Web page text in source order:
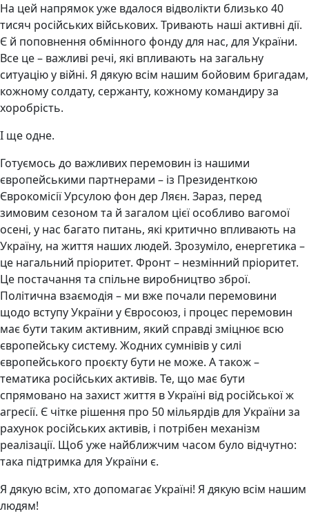
На цей напрямок уже вдалося відволікти близько 40
тисяч російських військових. Тривають наші активні дії.
Є й поповнення обмінного фонду для нас, для України.
Все це – важливі речі, які впливають на загальну
ситуацію у війні. Я дякую всім нашим бойовим бригадам,
кожному солдату, сержанту, кожному командиру за
хоробрість.
І ще одне.
Готуємось до важливих перемовин із нашими
європейськими партнерами – із Президенткою
Єврокомісії Урсулою фон дер Ляєн. Зараз, перед
зимовим сезоном та й загалом цієї особливо вагомої
осені, у нас багато питань, які критично впливають на
Україну, на життя наших людей. Зрозуміло, енергетика –
це нагальний пріоритет. Фронт – незмінний пріоритет.
Це постачання та спільне виробництво зброї.
Політична взаємодія – ми вже почали перемовини
щодо вступу України у Євросоюз, і процес перемовин
має бути таким активним, який справді зміцнює всю
європейську систему. Жодних сумнівів у силі
європейського проєкту бути не може. А також –
тематика російських активів. Те, що має бути
спрямовано на захист життя в Україні від російської ж
агресії. Є чітке рішення про 50 мільярдів для України за
рахунок російських активів, і потрібен механізм
реалізації. Щоб уже найближчим часом було відчутно:
така підтримка для України є.
Я дякую всім, хто допомагає Україні! Я дякую всім нашим
людям!